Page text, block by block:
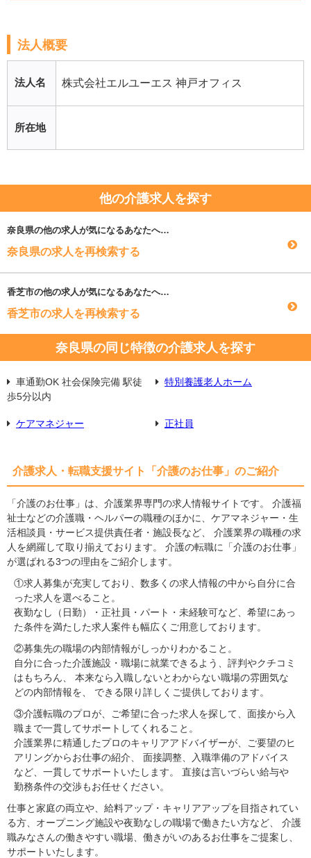
法人概要
法人名 株式会社エルユーエス 神戸オフィス
所在地
他の介護求人を探す
奈良県の他の求人が気になるあなたへ…
奈良県の求人を再検索する
香芝市の他の求人が気になるあなたへ…
香芝市の求人を再検索する
奈良県の同じ特徴の介護求人を探す
車通勤OK 社会保険完備 駅徒
歩5分以内
特別養護老人ホーム
ケアマネジャー 正社員
介護求人・転職支援サイト「介護のお仕事」のご紹介
「介護のお仕事」は、介護業界専門の求人情報サイトです。 介護福
祉士などの介護職・ヘルパーの職種のほかに、ケアマネジャー・生
活相談員・サービス提供責任者・施設長など、 介護業界の職種の求
人を網羅して取り揃えております。 介護の転職に「介護のお仕事」
が選ばれる3つの理由をご紹介します。
①求人募集が充実しており、数多くの求人情報の中から自分に合
った求人を選べること。
夜勤なし（日勤）・正社員・パート・未経験可など、希望にあっ
た条件を満たした求人案件も幅広くご用意しております。
②募集先の職場の内部情報がしっかりわかること。
自分に合った介護施設・職場に就業できるよう、評判やクチコミ
はもちろん、 本来なら入職しないとわからない職場の雰囲気な
どの内部情報を、 できる限り詳しくご提供しております。
③介護転職のプロが、ご希望に合った求人を探して、面接から入
職まで一貫してサポートしてくれること。
介護業界に精通したプロのキャリアアドバイザーが、ご要望のヒ
アリングからお仕事の紹介、 面接調整、入職準備のアドバイス
など、一貫してサポートいたします。 直接は言いづらい給与や
勤務条件の交渉もお任せください。
仕事と家庭の両立や、給料アップ・キャリアアップを目指されてい
る方、オープニング施設や夜勤なしの職場で働きたい方など、 介護
職みなさんの働きやすい職場、働きがいのあるお仕事をご提案し、
サポートいたします。